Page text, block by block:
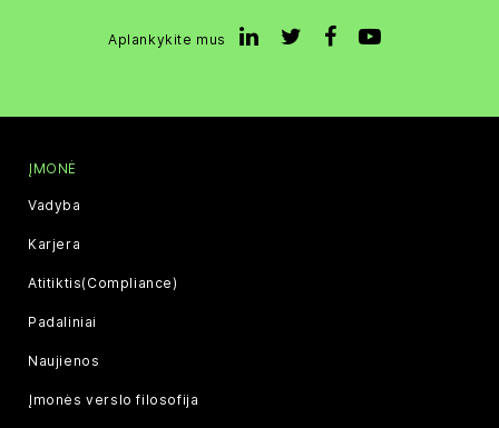
Aplankykite mus
ĮMONĖ
Vadyba
Karjera
Atitiktis(Compliance)
Padaliniai
Naujienos
Įmonės verslo filosofija